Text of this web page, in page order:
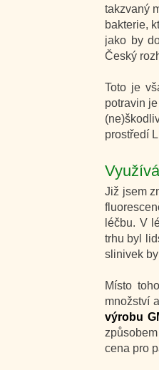
takzvaný
bakterie,
jako by
Český
Toto je
potravin
prostředí
Již jsem
léčbu. V
trhu byl
slinivek
Místo
množství
výrobu
cena pro